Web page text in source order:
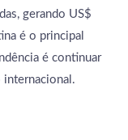
gerando US$
é o principal
é continuar
internacional.